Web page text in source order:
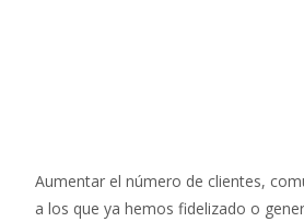
Aumentar el número de clientes,
a los que ya hemos fidelizado o